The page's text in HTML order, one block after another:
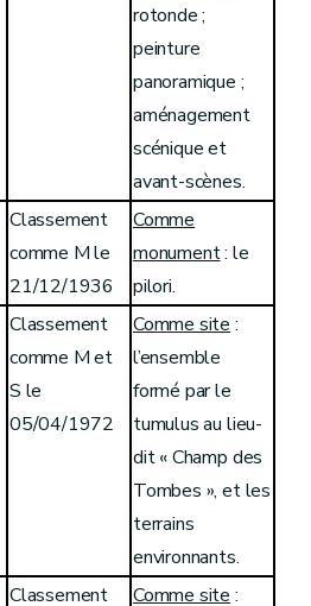
rotonde ;
peinture
panoramique ;
aménagement
scénique et
avant-scènes.
Classement
comme M le
21/12/1936
Comme
monument: le
pilori.
Classement
comme M et
S le
05/04/1972
Comme site :
l’ensemble
formé par le
tumulus au lieu-
dit « Champ des
Tombes », et les
terrains
environnants.
Classement
Comme site :